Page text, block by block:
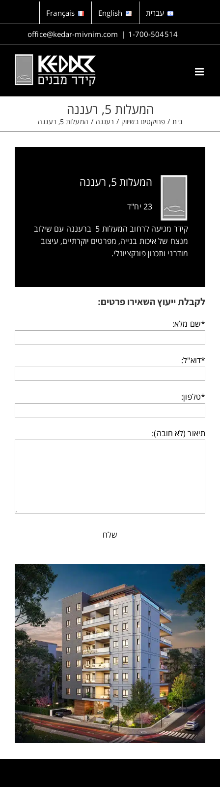
עברית English
Français
1-700-504514
|
office@kedar-mivnim.com
המעלות 5, רעננה
בית פרויקטים בשיווק רעננה המעלות 5, רעננה
המעלות 5, רעננה
23 יח"ד
קידר מגיעה לרחוב המעלות 5 ברעננה עם שילוב
מנצח של איכות בנייה, מפרטים יוקרתיים, עיצוב
מודרני ותכנון פונקציונלי.
לקבלת ייעוץ השאירו פרטים:
*שם מלא:
*דוא"ל:
*טלפון:
תיאור (לא חובה):